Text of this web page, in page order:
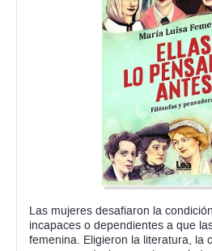
Las mujeres desafiaron la
incapaces o dependientes a que
femenina. Eligieron la literatura, la